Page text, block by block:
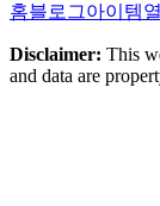
홈블로그아이템
Disclaimer: This
and data are